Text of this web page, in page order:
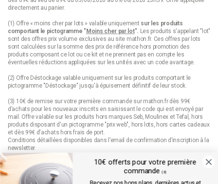
directement au panier.
(1) Offre « moins cher par lots » valable uniquement sur les produits
comportant le pictogramme "Moins cher par lot". Les produits s'appelant "lot"
sont des offres prix volume exclusives au site mathon.fr. Ces offres par lots
sont calculées sur la somme des prix de référence hors promotion des
produits composant ce lot ou ce kit et ne prennent pas en compte les
éventuelles réductions appliquées sur les unités avec un code avantage.
(2) Offre Déstockage valable uniquement sur les produits comportant le
pictogramme "Déstockage" jusqu'à épuisement définitif de leur stock.
(3) 10€ de remise sur votre première commande sur mathon.fr dès 99€
d’achats pour les nouveaux inscrits en saisissant le code qui est envoyé par
mail. Offre valable sur les produits hors marques Seb, Moulinex et Tefal, hors
produits disposant d'un pictogramme "prix web", hors lots, hors cartes cadeaux
et dès 99€ d'achats hors frais de port.
Conditions détaillées disponibles dans l’email de confirmation d’inscription à la
newsletter.
(4) Offre « Prix web » valable uniquement sur les produits comportant le
pictogramme "prix web". Les produits indiqués "prix web" sont des offres
exclusives au site mathon.fr. Offre non applicable en magasin ou en catalogue.
10€ offerts pour votre première
commande (3)